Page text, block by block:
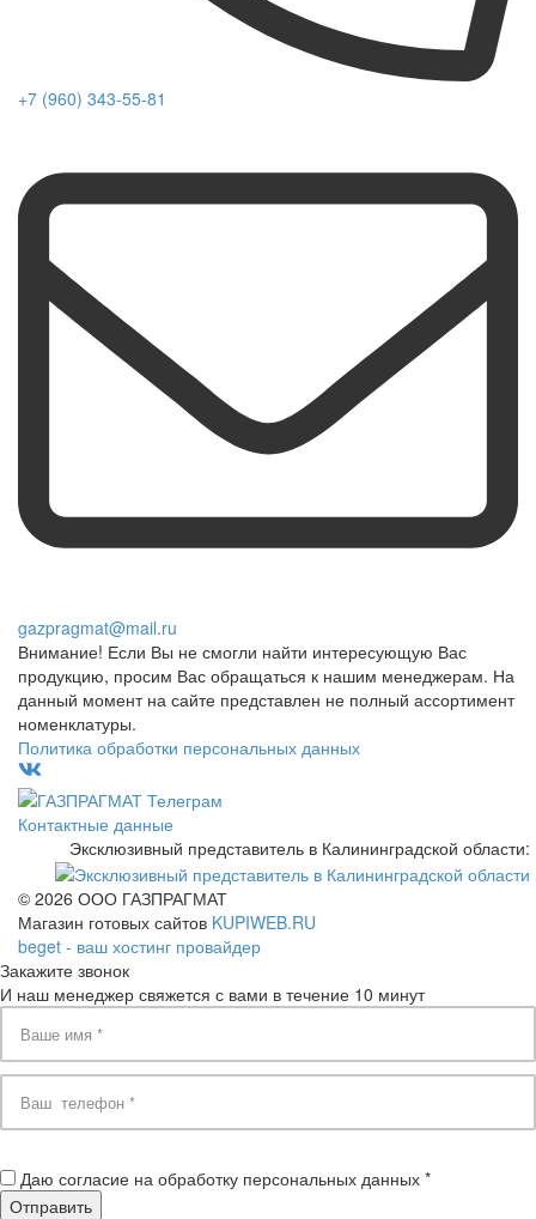
+7 (960) 343-55-81
gazpragmat@mail.ru
Внимание! Если Вы не смогли найти интересующую Вас
продукцию, просим Вас обращаться к нашим менеджерам. На
данный момент на сайте представлен не полный ассортимент
номенклатуры.
Политика обработки персональных данных
Контактные данные
Эксклюзивный представитель в Калининградской области:
© 2026 ООО ГАЗПРАГМАТ
Магазин готовых сайтов KUPIWEB.RU
beget - ваш хостинг провайдер
Закажите звонок
И наш менеджер свяжется с вами в течение 10 минут
Даю согласие на обработку персональных данных *